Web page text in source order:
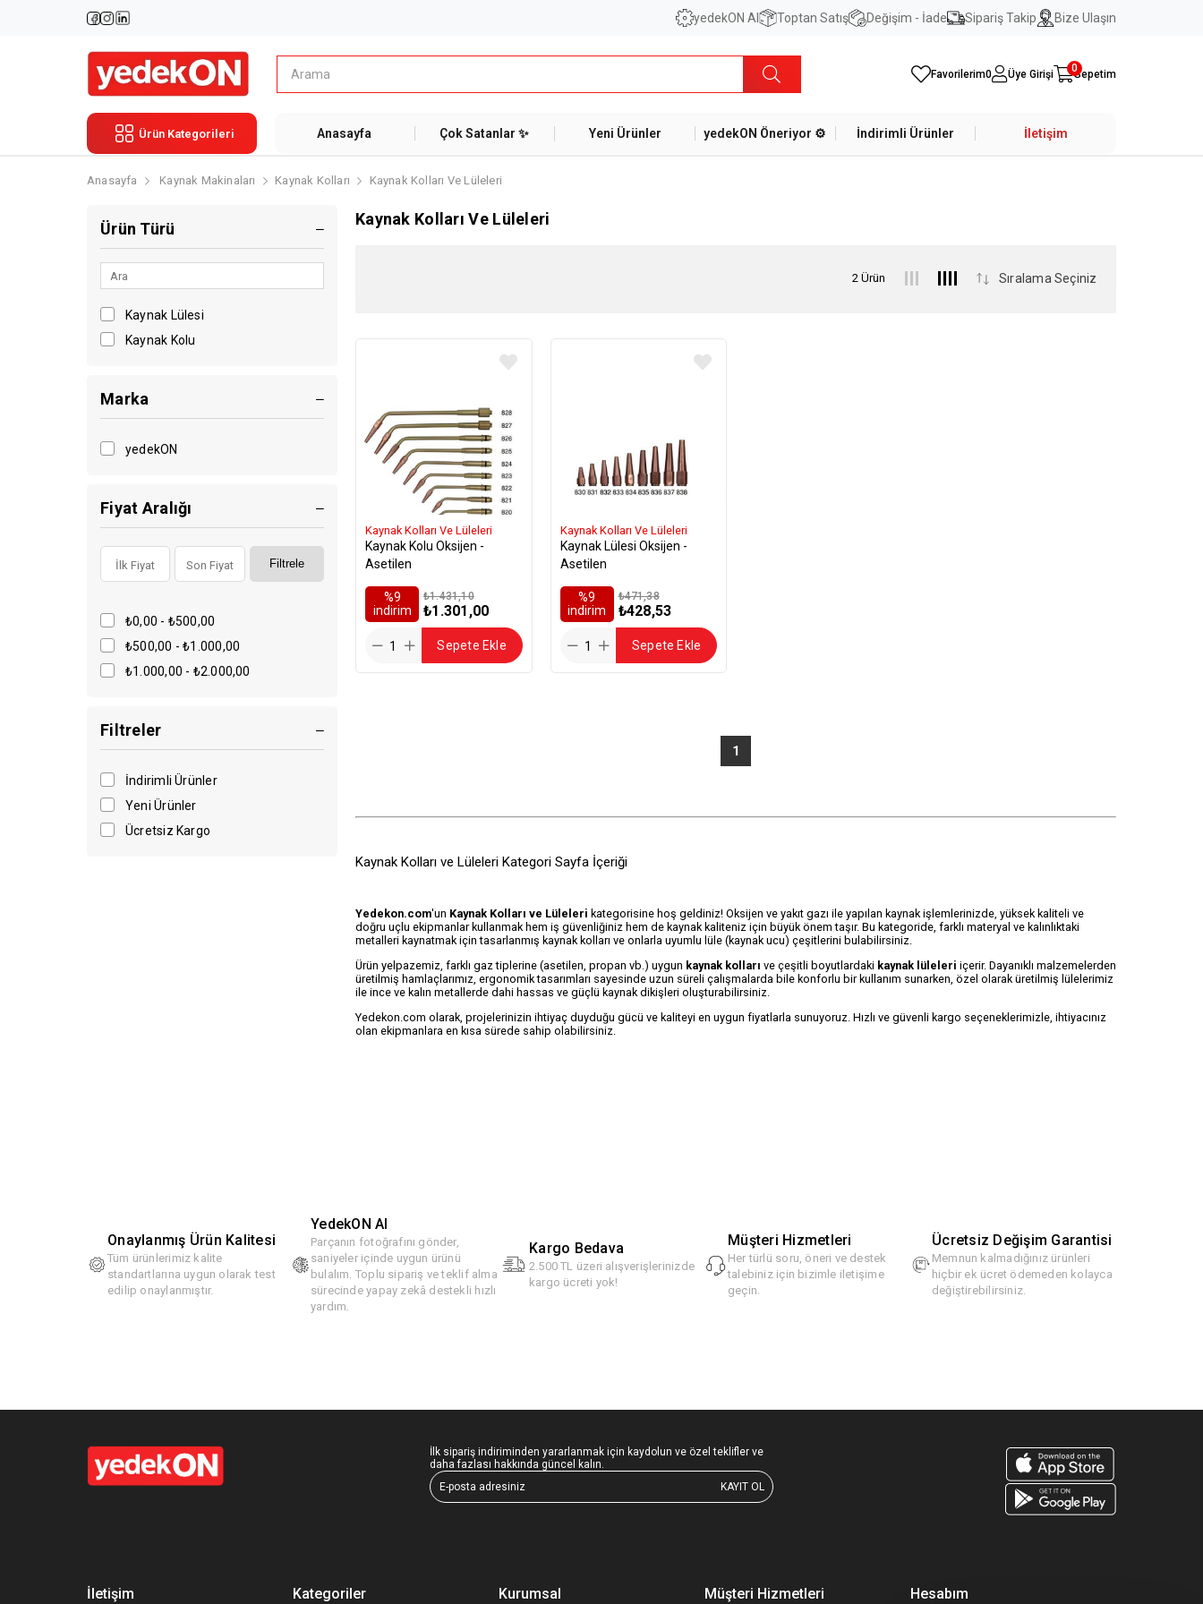
yedekON AI Toptan Satış Değişim - İade Sipariş Takip Bize Ulaşın
Favorilerim0 Üye Girişi Sepetim
0
Ürün Kategorileri Anasayfa Çok Satanlar ✨ Yeni Ürünler yedekON Öneriyor ⚙️ İndirimli Ürünler İletişim
Anasayfa Kaynak Makinaları Kaynak Kolları Kaynak Kolları Ve Lüleleri
Ürün Türü
Kaynak Lülesi
Kaynak Kolu
Marka
yedekON
Fiyat Aralığı
Filtrele
₺0,00 - ₺500,00
₺500,00 - ₺1.000,00
₺1.000,00 - ₺2.000,00
Filtreler
İndirimli Ürünler
Yeni Ürünler
Ücretsiz Kargo
Kaynak Kolları Ve Lüleleri
2 Ürün
Kaynak Kolları Ve Lüleleri
Kaynak Kolu Oksijen -
Asetilen
%9
i̇ndirim
₺1.301,00
₺1.431,10
Sepete Ekle
Kaynak Kolları Ve Lüleleri
Kaynak Lülesi Oksijen -
Asetilen
%9
i̇ndirim
₺428,53
₺471,38
Sepete Ekle
1
Kaynak Kolları ve Lüleleri Kategori Sayfa İçeriği
Yedekon.com'un Kaynak Kolları ve Lüleleri kategorisine hoş geldiniz! Oksijen ve yakıt gazı ile yapılan kaynak işlemlerinizde, yüksek kaliteli ve
doğru uçlu ekipmanlar kullanmak hem iş güvenliğiniz hem de kaynak kaliteniz için büyük önem taşır. Bu kategoride, farklı materyal ve kalınlıktaki
metalleri kaynatmak için tasarlanmış kaynak kolları ve onlarla uyumlu lüle (kaynak ucu) çeşitlerini bulabilirsiniz.
Ürün yelpazemiz, farklı gaz tiplerine (asetilen, propan vb.) uygun kaynak kolları ve çeşitli boyutlardaki kaynak lüleleri içerir. Dayanıklı malzemelerden
üretilmiş hamlaçlarımız, ergonomik tasarımları sayesinde uzun süreli çalışmalarda bile konforlu bir kullanım sunarken, özel olarak üretilmiş lülelerimiz
ile ince ve kalın metallerde dahi hassas ve güçlü kaynak dikişleri oluşturabilirsiniz.
Yedekon.com olarak, projelerinizin ihtiyaç duyduğu gücü ve kaliteyi en uygun fiyatlarla sunuyoruz. Hızlı ve güvenli kargo seçeneklerimizle, ihtiyacınız
olan ekipmanlara en kısa sürede sahip olabilirsiniz.
Onaylanmış Ürün Kalitesi
Tüm ürünlerimiz kalite
standartlarına uygun olarak test
edilip onaylanmıştır.
YedekON AI
Parçanın fotoğrafını gönder,
saniyeler içinde uygun ürünü
bulalım. Toplu sipariş ve teklif alma
sürecinde yapay zekâ destekli hızlı
yardım.
Kargo Bedava
2.500 TL üzeri alışverişlerinizde
kargo ücreti yok!
Müşteri Hizmetleri
Her türlü soru, öneri ve destek
talebiniz için bizimle iletişime
geçin.
Ücretsiz Değişim Garantisi
Memnun kalmadığınız ürünleri
hiçbir ek ücret ödemeden kolayca
değiştirebilirsiniz.
İlk sipariş indiriminden yararlanmak için kaydolun ve özel teklifler ve
daha fazlası hakkında güncel kalın.
KAYIT OL
İletişim Kategoriler Kurumsal Müşteri Hizmetleri Hesabım